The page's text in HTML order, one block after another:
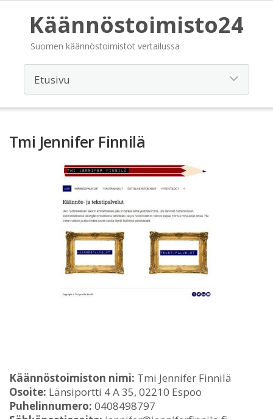
Käännöstoimisto24
Suomen käännöstoimistot vertailussa
Tmi Jennifer Finnilä
Käännöstoimiston nimi: Tmi Jennifer Finnilä
Osoite: Länsiportti 4 A 35, 02210 Espoo
Puhelinnumero: 0408498797